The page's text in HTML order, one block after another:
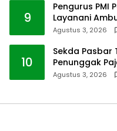
9
Pengurus PMI
Layanani
Agustus 3, 2026
10
Sekda Pasbar
Penunggak
Agustus 3, 2026